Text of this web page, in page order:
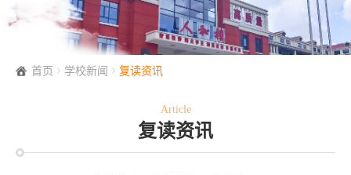
首页 学校新闻 复读资讯
Article
复读资讯